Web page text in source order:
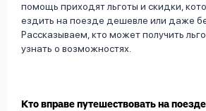
помощь приходят льготы и скидки,
ездить на поезде дешевле или даже
Рассказываем, кто может получить
узнать о возможностях.
Кто вправе путешествовать на
Оформить заявку
Ответы
на